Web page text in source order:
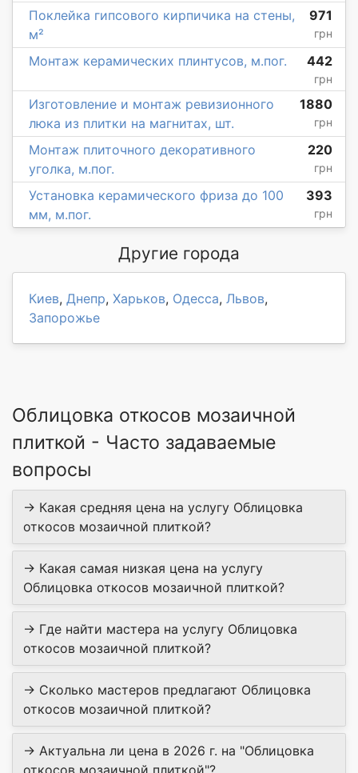
Поклейка гипсового кирпичика на стены,
м²
971
грн
Монтаж керамических плинтусов, м.пог. 442
грн
Изготовление и монтаж ревизионного
люка из плитки на магнитах, шт.
1880
грн
Монтаж плиточного декоративного
уголка, м.пог.
220
грн
Установка керамического фриза до 100
мм, м.пог.
393
грн
Другие города
Киев, Днепр, Харьков, Одесса, Львов,
Запорожье
Облицовка откосов мозаичной
плиткой - Часто задаваемые
вопросы
→ Какая средняя цена на услугу Облицовка
откосов мозаичной плиткой?
→ Какая самая низкая цена на услугу
Облицовка откосов мозаичной плиткой?
→ Где найти мастера на услугу Облицовка
откосов мозаичной плиткой?
→ Сколько мастеров предлагают Облицовка
откосов мозаичной плиткой?
→ Актуальна ли цена в 2026 г. на "Облицовка
откосов мозаичной плиткой"?